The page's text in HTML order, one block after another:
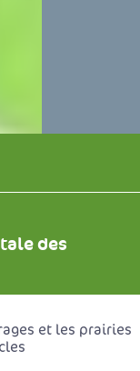
des
et les prairies